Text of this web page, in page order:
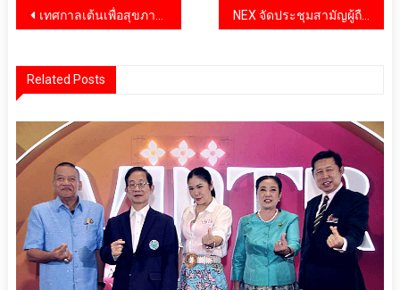
แนะแนว
เทศกาลเต้นเพื่อสุขภาพแนวใหม่ “MuayThai FIT Dance Live by CCC ” ต้นแบบ ครั้งใหญ่สุดของประเทศ! ใจกลางสยามสแควร์ NEX จัดประชุมสามัญผู้ถือหุ้นประจำปี 2568 ในรูปแบบการประชุมผ่านสื่ออิเล็กทรอนิกส์
Related Posts